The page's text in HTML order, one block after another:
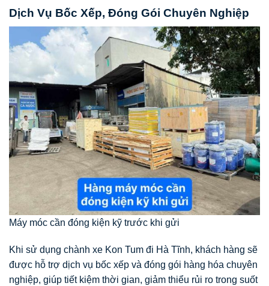
Dịch Vụ Bốc Xếp, Đóng Gói Chuyên Nghiệp
Máy móc cần đóng kiện kỹ trước khi gửi
Khi sử dụng chành xe Kon Tum đi Hà Tĩnh, khách hàng sẽ
được hỗ trợ dịch vụ bốc xếp và đóng gói hàng hóa chuyên
nghiệp, giúp tiết kiệm thời gian, giảm thiểu rủi ro trong suốt